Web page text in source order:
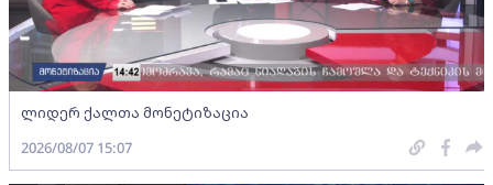
ლიდერ ქალთა მონეტიზაცია
2026/08/07 15:07